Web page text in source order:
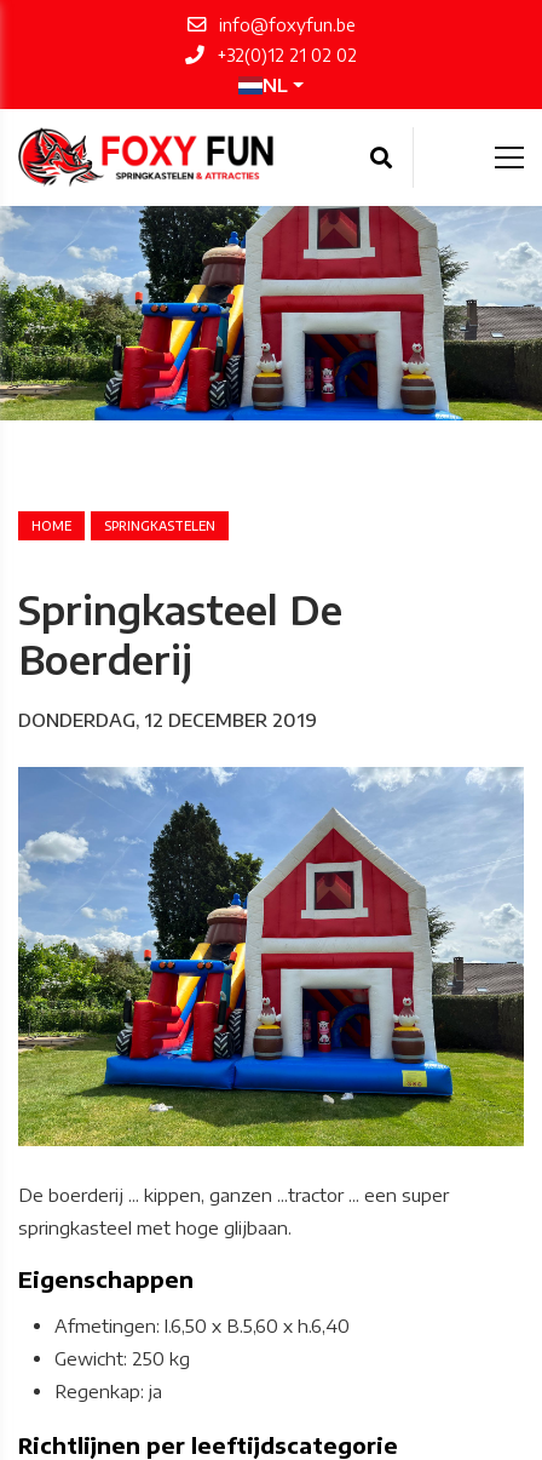
info@foxyfun.be
+32(0)12 21 02 02
NL
HOME SPRINGKASTELEN
Springkasteel De
Boerderij
DONDERDAG, 12 DECEMBER 2019
De boerderij ... kippen, ganzen ...tractor ... een super
springkasteel met hoge glijbaan.
Eigenschappen
Afmetingen: l.6,50 x B.5,60 x h.6,40
Gewicht: 250 kg
Regenkap: ja
Richtlijnen per leeftijdscategorie